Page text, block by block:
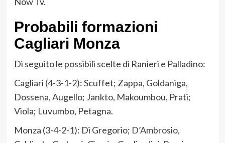
Probabili formazioni
Cagliari Monza
Di seguito le possibili scelte di Ranieri e Palladino:
Cagliari (4-3-1-2): Scuffet; Zappa, Goldaniga,
Dossena, Augello; Jankto, Makoumbou, Prati;
Viola; Luvumbo, Petagna.
Monza (3-4-2-1): Di Gregorio; D’Ambrosio,